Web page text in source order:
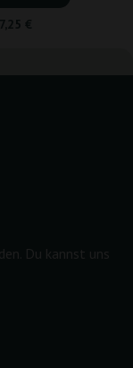
€
Du kannst uns